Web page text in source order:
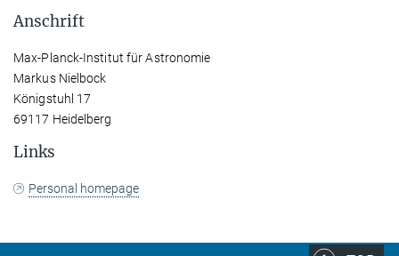
Anschrift
Max-Planck-Institut für Astronomie
Markus Nielbock
Königstuhl 17
69117 Heidelberg
Links
Personal homepage